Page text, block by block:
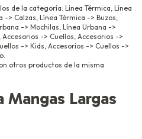
de la categoría: Línea Térmica, Línea
-> Calzas, Línea Térmica -> Buzos,
-> Mochilas, Línea Urbana ->
-> Cuellos, Accesorios ->
-> Kids, Accesorios -> Cuellos ->
otros productos de la misma
Mangas Largas